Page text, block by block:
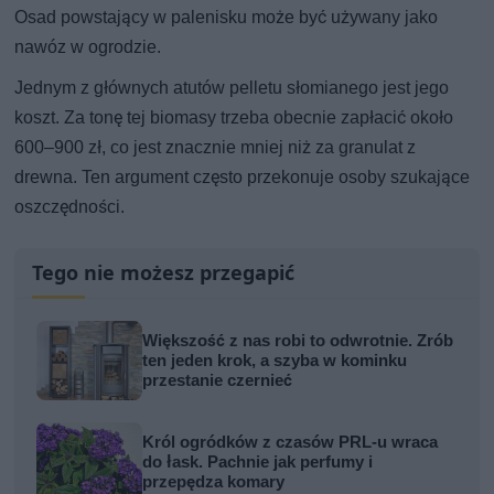
Osad powstający w palenisku może być używany jako
nawóz w ogrodzie.
Jednym z głównych atutów pelletu słomianego jest jego
koszt. Za tonę tej biomasy trzeba obecnie zapłacić około
600–900 zł, co jest znacznie mniej niż za granulat z
drewna. Ten argument często przekonuje osoby szukające
oszczędności.
Tego nie możesz przegapić
Większość z nas robi to odwrotnie. Zrób
ten jeden krok, a szyba w kominku
przestanie czernieć
Król ogródków z czasów PRL-u wraca
do łask. Pachnie jak perfumy i
przepędza komary